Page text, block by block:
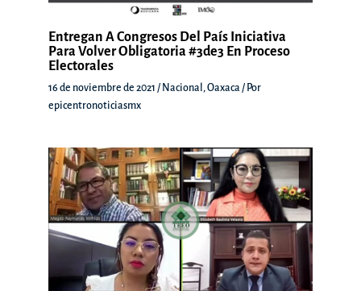
Entregan A Congresos Del País Iniciativa
Para Volver Obligatoria #3de3 En Proceso
Electorales
16 de noviembre de 2021 / Nacional ,Oaxaca / Por
epicentronoticiasmx